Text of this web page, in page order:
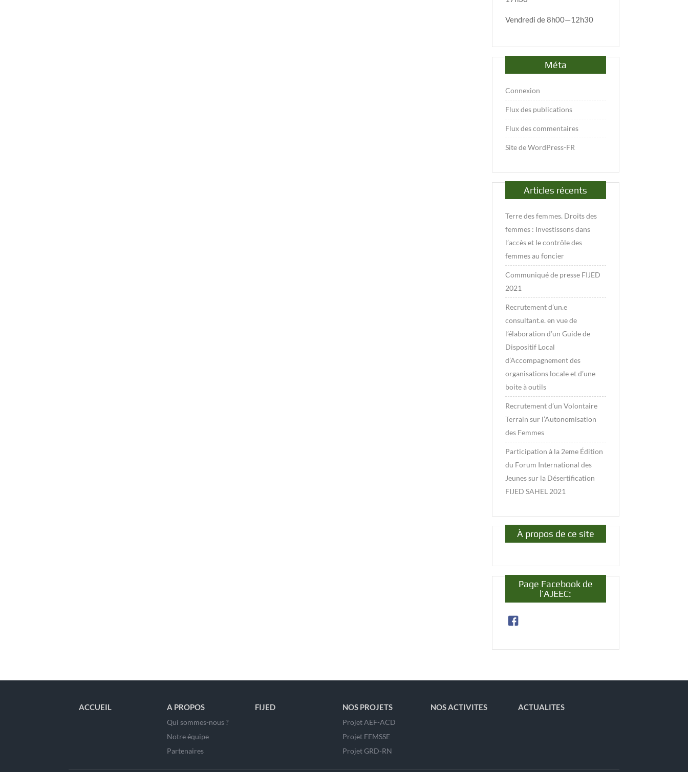
Vendredi de 8h00—12h30
Méta
Connexion
Flux des publications
Flux des commentaires
Site de WordPress-FR
Articles récents
Terre des femmes. Droits des
femmes : Investissons dans
l’accès et le contrôle des
femmes au foncier
Communiqué de presse FIJED
2021
Recrutement d’un.e
consultant.e. en vue de
l’élaboration d’un Guide de
Dispositif Local
d’Accompagnement des
organisations locale et d’une
boite à outils
Recrutement d’un Volontaire
Terrain sur l’Autonomisation
des Femmes
Participation à la 2eme Édition
du Forum International des
Jeunes sur la Désertification
FIJED SAHEL 2021
À propos de ce site
Page Facebook de
l’AJEEC:
ACCUEIL A PROPOS
Qui sommes-nous ?
Notre équipe
Partenaires
FIJED NOS PROJETS
Projet AEF-ACD
Projet FEMSSE
Projet GRD-RN
NOS ACTIVITES ACTUALITES